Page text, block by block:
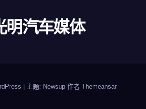
明汽车媒体
主题: Newsup 作者 Themeansar